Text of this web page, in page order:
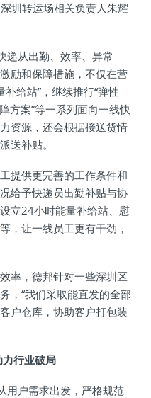
圳转运场相关负责人朱耀
递从出勤、效率、异常
励和保障措施，不仅在营
给站”，继续推行“弹性
方案”等一系列面向一线快
资源，还会根据接送货情
送补贴。
提供更完善的工作条件和
给予快递员出勤补贴与协
立24小时能量补给站、慰
，让一线员工更有干劲，
率，德邦针对一些深圳区
，“我们采取能直发的全部
户仓库，协助客户打包装
行业破局
用户需求出发，严格规范